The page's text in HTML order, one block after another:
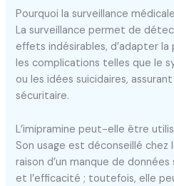
Pourquoi la surveillance
La surveillance permet de
effets indésirables, d’adapter
les complications telles que le
ou les idées suicidaires,
sécuritaire.
L’imipramine peut-elle être
Son usage est déconseillé chez
raison d’un manque de
et l’efficacité ; toutefois, elle